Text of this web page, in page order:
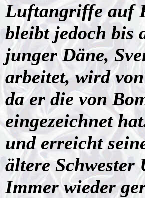
Luftangriffe auf
bleibt jedoch bis
junger Däne,
arbeitet, wird
da er die von
eingezeichnet
und erreicht
ältere
Immer wieder